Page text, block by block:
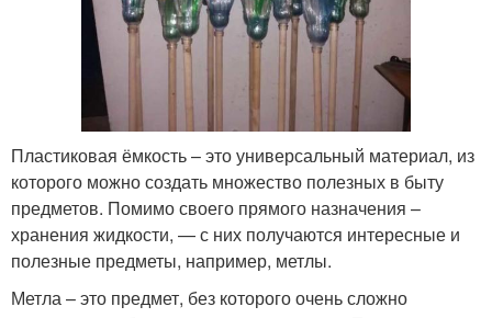
Пластиковая ёмкость – это универсальный материал, из
которого можно создать множество полезных в быту
предметов. Помимо своего прямого назначения –
хранения жидкости, — с них получаются интересные и
полезные предметы, например, метлы.
Метла – это предмет, без которого очень сложно